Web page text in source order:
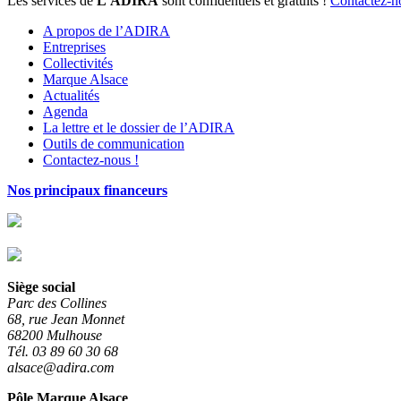
A propos de l’ADIRA
Entreprises
Collectivités
Marque Alsace
Actualités
Agenda
La lettre et le dossier de l’ADIRA
Outils de communication
Contactez-nous !
Nos principaux financeurs
Siège social
Parc des Collines
68, rue Jean Monnet
68200 Mulhouse
Tél. 03 89 60 30 68
alsace@adira.com
Pôle Marque Alsace